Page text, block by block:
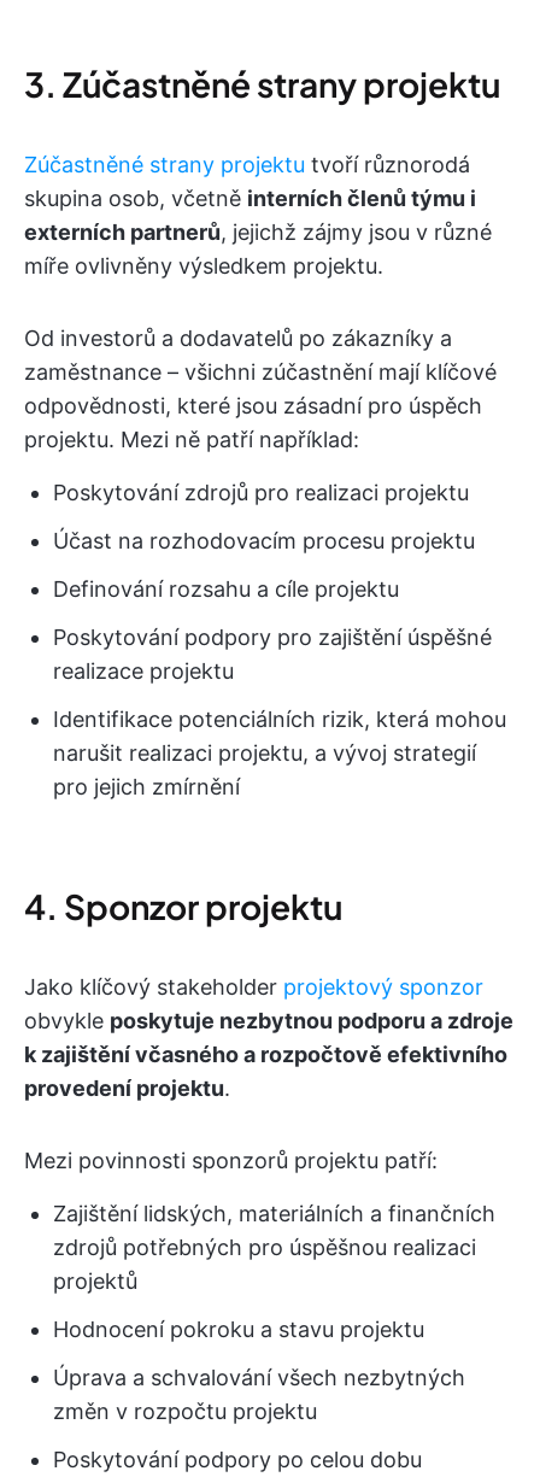
3. Zúčastněné strany projektu
Zúčastněné strany projektu tvoří různorodá
skupina osob, včetně interních členů týmu i
externích partnerů, jejichž zájmy jsou v různé
míře ovlivněny výsledkem projektu.
Od investorů a dodavatelů po zákazníky a
zaměstnance – všichni zúčastnění mají klíčové
odpovědnosti, které jsou zásadní pro úspěch
projektu. Mezi ně patří například:
Poskytování zdrojů pro realizaci projektu
Účast na rozhodovacím procesu projektu
Definování rozsahu a cíle projektu
Poskytování podpory pro zajištění úspěšné
realizace projektu
Identifikace potenciálních rizik, která mohou
narušit realizaci projektu, a vývoj strategií
pro jejich zmírnění
4. Sponzor projektu
Jako klíčový stakeholder projektový sponzor
obvykle poskytuje nezbytnou podporu a zdroje
k zajištění včasného a rozpočtově efektivního
provedení projektu.
Mezi povinnosti sponzorů projektu patří:
Zajištění lidských, materiálních a finančních
zdrojů potřebných pro úspěšnou realizaci
projektů
Hodnocení pokroku a stavu projektu
Úprava a schvalování všech nezbytných
změn v rozpočtu projektu
Poskytování podpory po celou dobu